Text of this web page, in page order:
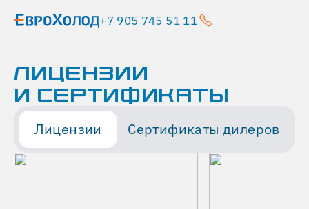
+7 905 745 51 11
ЛИЦЕНЗИИ
И СЕРТИФИКАТЫ
Лицензии Сертификаты дилеров